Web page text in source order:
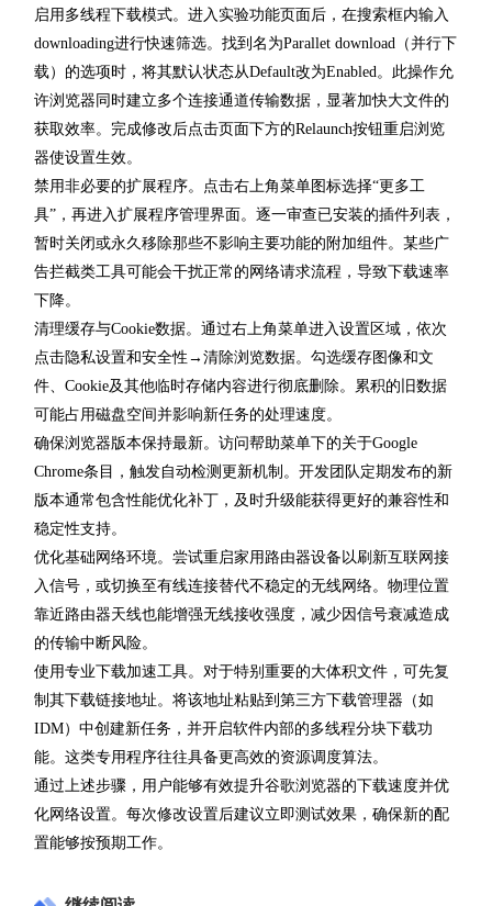
启用多线程下载模式。进入实验功能页面后，在搜索框内输入
downloading进行快速筛选。找到名为Parallet download（并行下
载）的选项时，将其默认状态从Default改为Enabled。此操作允
许浏览器同时建立多个连接通道传输数据，显著加快大文件的
获取效率。完成修改后点击页面下方的Relaunch按钮重启浏览
器使设置生效。
禁用非必要的扩展程序。点击右上角菜单图标选择“更多工
具”，再进入扩展程序管理界面。逐一审查已安装的插件列表，
暂时关闭或永久移除那些不影响主要功能的附加组件。某些广
告拦截类工具可能会干扰正常的网络请求流程，导致下载速率
下降。
清理缓存与Cookie数据。通过右上角菜单进入设置区域，依次
点击隐私设置和安全性→清除浏览数据。勾选缓存图像和文
件、Cookie及其他临时存储内容进行彻底删除。累积的旧数据
可能占用磁盘空间并影响新任务的处理速度。
确保浏览器版本保持最新。访问帮助菜单下的关于Google
Chrome条目，触发自动检测更新机制。开发团队定期发布的新
版本通常包含性能优化补丁，及时升级能获得更好的兼容性和
稳定性支持。
优化基础网络环境。尝试重启家用路由器设备以刷新互联网接
入信号，或切换至有线连接替代不稳定的无线网络。物理位置
靠近路由器天线也能增强无线接收强度，减少因信号衰减造成
的传输中断风险。
使用专业下载加速工具。对于特别重要的大体积文件，可先复
制其下载链接地址。将该地址粘贴到第三方下载管理器（如
IDM）中创建新任务，并开启软件内部的多线程分块下载功
能。这类专用程序往往具备更高效的资源调度算法。
通过上述步骤，用户能够有效提升谷歌浏览器的下载速度并优
化网络设置。每次修改设置后建议立即测试效果，确保新的配
置能够按预期工作。